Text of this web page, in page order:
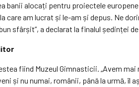
alocați pentru proiectele
care am lucrat și le-am și depus. Ne
sfârșit”, a declarat la finalul ședinței
fiind Muzeul Gimnasticii. „Avem
și nu numai, românii, până la urmă,